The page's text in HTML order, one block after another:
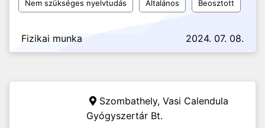
Nem szükséges nyelvtudás Általános Beosztott
Fizikai munka 2024. 07. 08.
Szombathely, Vasi Calendula
Gyógyszertár Bt.